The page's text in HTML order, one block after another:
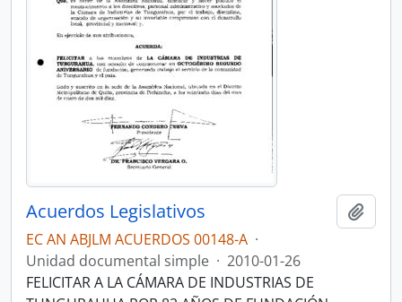
Acuerdos Legislativos
EC AN ABJLM ACUERDOS 00148-A ·
Unidad documental simple · 2010-01-26
FELICITAR A LA CÁMARA DE INDUSTRIAS DE